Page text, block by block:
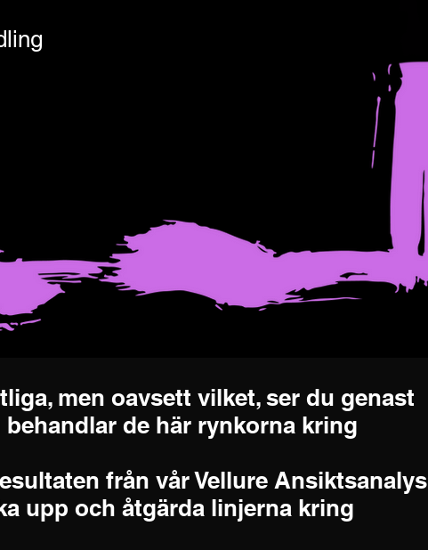
men oavsett vilket, ser du genast
de här rynkorna kring
från vår Vellure Ansiktsanalys
upp och åtgärda linjerna kring